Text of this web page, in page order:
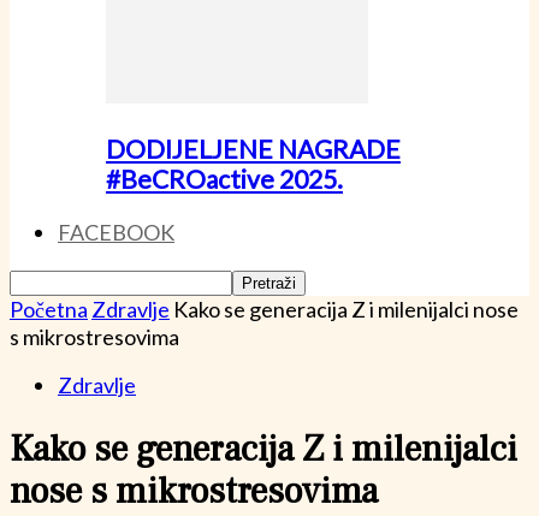
DODIJELJENE NAGRADE
#BeCROactive 2025.
FACEBOOK
Početna Zdravlje Kako se generacija Z i milenijalci nose
s mikrostresovima
Zdravlje
Kako se generacija Z i milenijalci
nose s mikrostresovima